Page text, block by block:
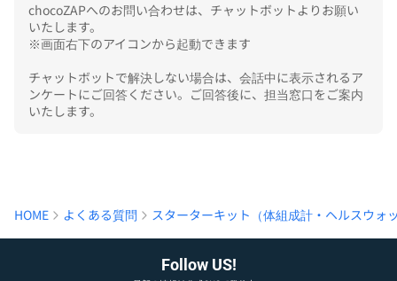
chocoZAPへのお問い合わせは、チャットボットよりお願い
いたします。
※画面右下のアイコンから起動できます
チャットボットで解決しない場合は、会話中に表示されるア
ンケートにご回答ください。ご回答後に、担当窓口をご案内
いたします。
HOME よくある質問 スターターキット（体組成計・ヘルスウォ
Follow US!